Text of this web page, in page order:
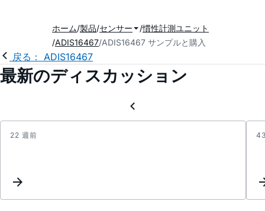
ホーム 製品 センサー
慣性計測ユニット
ADIS16467 ADIS16467 サンプルと購入
戻る： ADIS16467
最新のディスカッション
22 週前